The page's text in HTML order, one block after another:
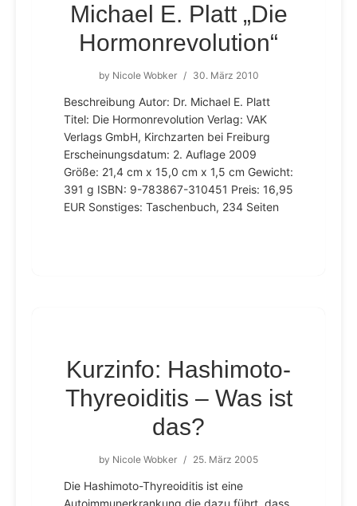
Michael E. Platt „Die
Hormonrevolution“
by Nicole Wobker / 30. März 2010
Beschreibung Autor: Dr. Michael E. Platt
Titel: Die Hormonrevolution Verlag: VAK
Verlags GmbH, Kirchzarten bei Freiburg
Erscheinungsdatum: 2. Auflage 2009
Größe: 21,4 cm x 15,0 cm x 1,5 cm Gewicht:
391 g ISBN: 9-783867-310451 Preis: 16,95
EUR Sonstiges: Taschenbuch, 234 Seiten
Kurzinfo: Hashimoto-
Thyreoiditis – Was ist
das?
by Nicole Wobker / 25. März 2005
Die Hashimoto-Thyreoiditis ist eine
Autoimmunerkrankung die dazu führt, dass